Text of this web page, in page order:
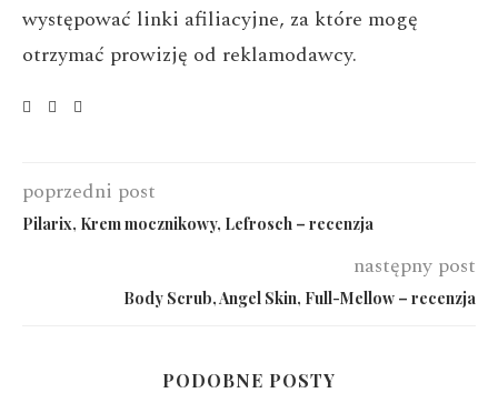
występować linki afiliacyjne, za które mogę
otrzymać prowizję od reklamodawcy.
poprzedni post
Pilarix, Krem mocznikowy, Lefrosch – recenzja
następny post
Body Scrub, Angel Skin, Full-Mellow – recenzja
PODOBNE POSTY